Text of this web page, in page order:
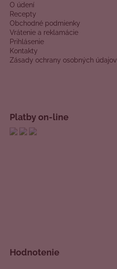
O údení
Recepty
Obchodné podmienky
Vrátenie a reklamácie
Prihlásenie
Kontakty
Zásady ochrany osobných údajov
Platby on-line
Hodnotenie